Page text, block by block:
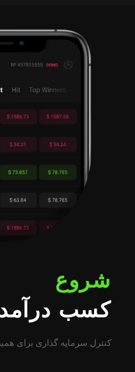
شروع
کسب درآمد
کنترل سرمایه گذاری برای